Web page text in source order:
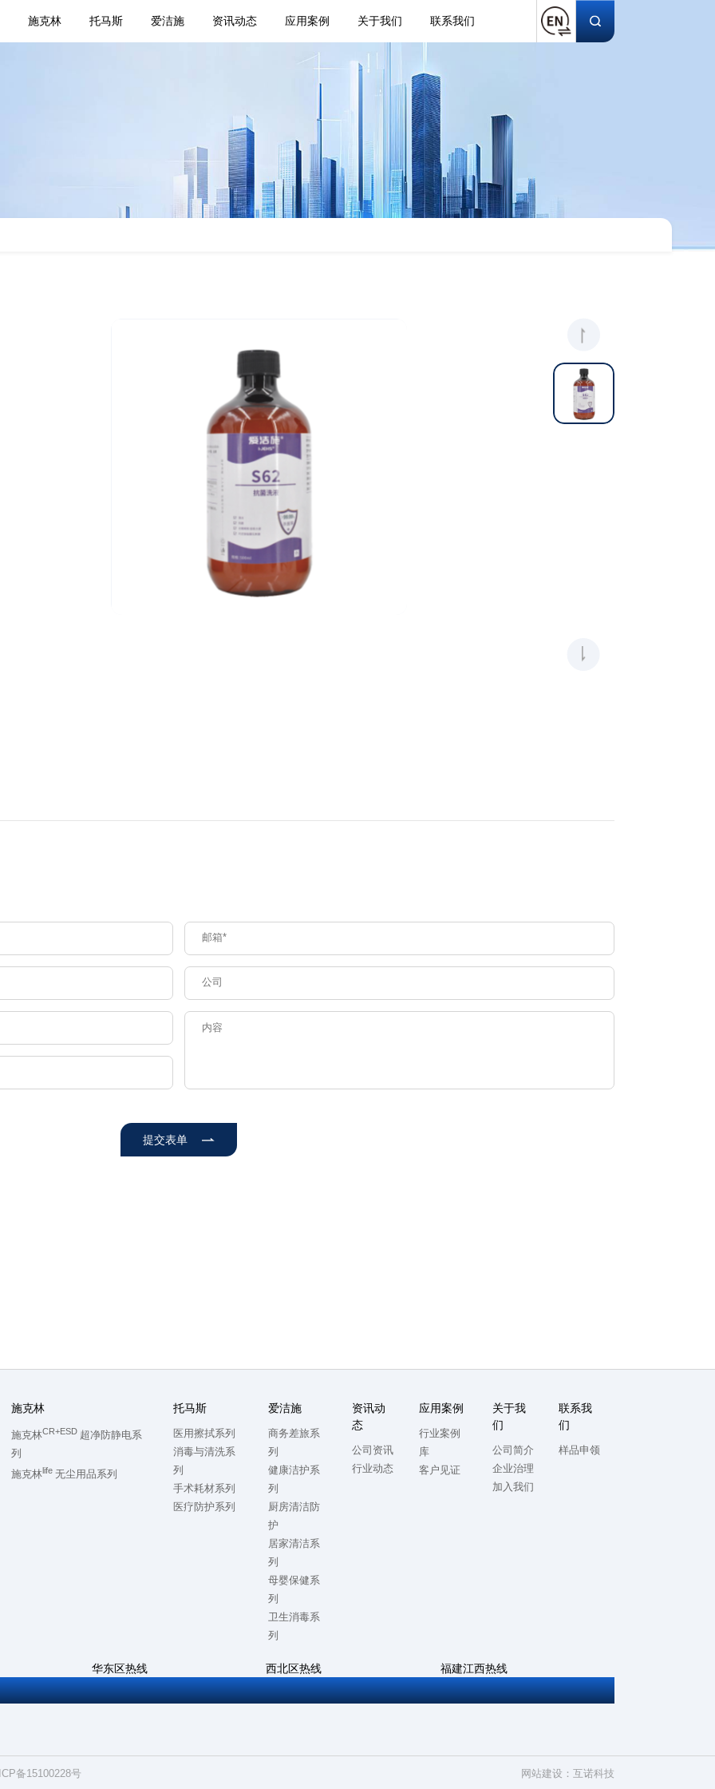
施克林 托马斯 爱洁施 资讯动态 应用案例 关于我们 联系我们
提交表单
施克林
施克林CR+ESD 超净防静电系
列
施克林life 无尘用品系列
托马斯
医用擦拭系列
消毒与清洗系
列
手术耗材系列
医疗防护系列
爱洁施
商务差旅系
列
健康洁护系
列
厨房清洁防
护
居家清洁系
列
母婴保健系
列
卫生消毒系
列
资讯动
态
公司资讯
行业动态
应用案例
行业案例
库
客户见证
关于我
们
公司简介
企业治理
加入我们
联系我
们
样品申领
华东区热线
0512-57868500
西北区热线
028-86728992
福建江西热线
0592-5714982
备15100228号 网站建设 ： 互诺科技